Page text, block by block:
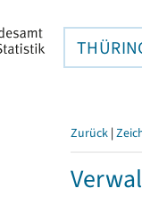
Zurück |